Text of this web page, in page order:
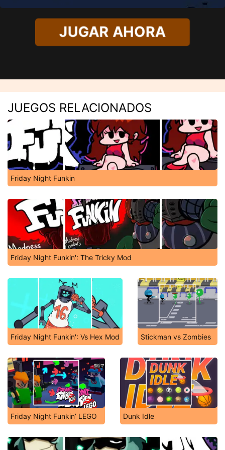
JUGAR AHORA
JUEGOS RELACIONADOS
Friday Night Funkin
Friday Night Funkin': The Tricky Mod
Friday Night Funkin': Vs Hex Mod Stickman vs Zombies
Friday Night Funkin’ LEGO Dunk Idle